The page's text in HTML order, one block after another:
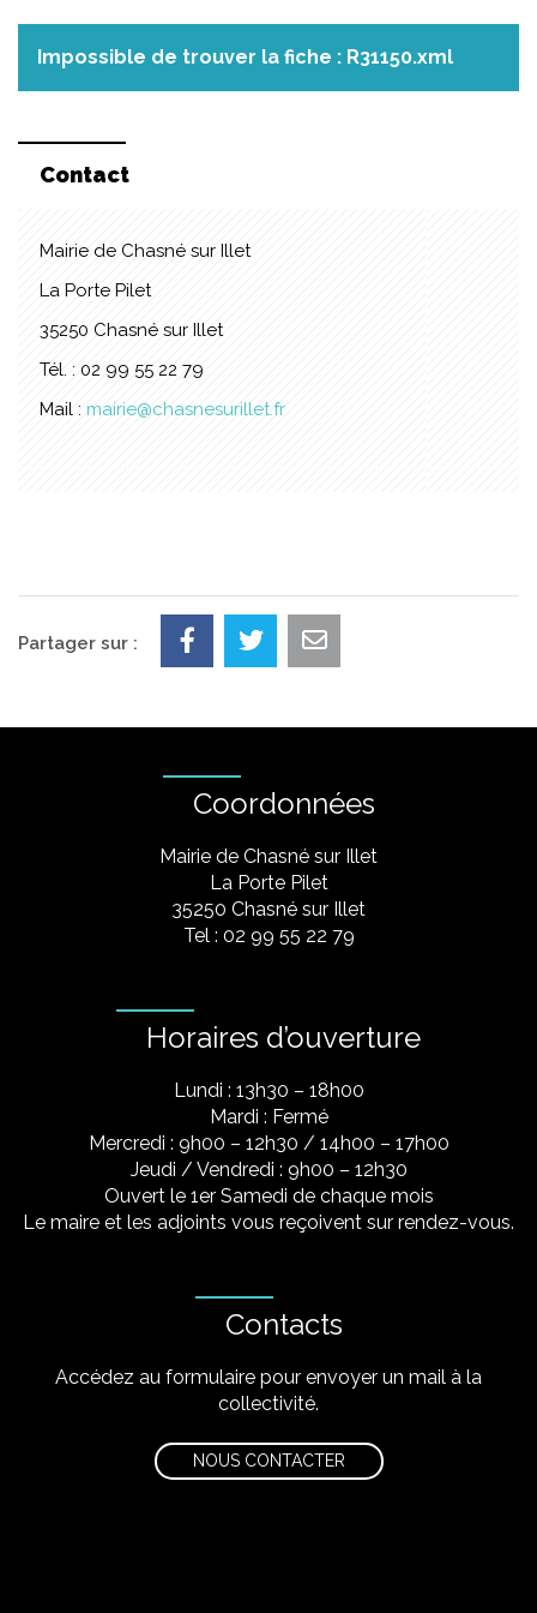
Impossible de trouver la fiche : R31150.xml
Contact
Mairie de Chasné sur Illet
La Porte Pilet
35250 Chasné sur Illet
Tél. : 02 99 55 22 79
Mail : mairie@chasnesurillet.fr
Partager sur :
Coordonnées
Mairie de Chasné sur Illet
La Porte Pilet
35250 Chasné sur Illet
Tel : 02 99 55 22 79
Horaires d’ouverture
Lundi : 13h30 – 18h00
Mardi : Fermé
Mercredi : 9h00 – 12h30 / 14h00 – 17h00
Jeudi / Vendredi : 9h00 – 12h30
Ouvert le 1er Samedi de chaque mois
Le maire et les adjoints vous reçoivent sur rendez-vous.
Contacts
Accédez au formulaire pour envoyer un mail à la
collectivité.
NOUS CONTACTER